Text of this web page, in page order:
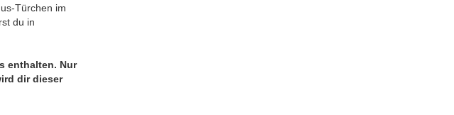
Türchen im
du in
enthalten. Nur
dir dieser